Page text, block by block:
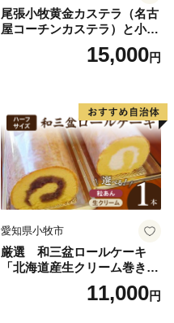
尾張小牧黄金カステラ（名古
屋コーチンカステラ）と小牧
山城バウムクーヘン（コーチ
ン卵と和三盆糖使用）のセッ
三盆 小牧銘菓 バウムクーヘ
ン 常温 愛知県 小牧市 アンプ
チベアやぐま
15,000円
愛知県小牧市
厳選 和三盆ロールケーキ
「北海道産生クリーム巻き」
または「北海道産粒あん巻
き」（サイズ：ハーフ） 和
11,000円